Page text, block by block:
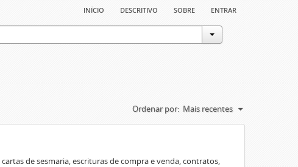
início descritivo sobre entrar
Ordenar por: Mais recentes
de sesmaria, escrituras de compra e venda, contratos,